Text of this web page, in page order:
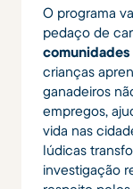
O programa
pedaço de
crianças
ganadeiros
empregos,
vida nas
lúdicas
investigação